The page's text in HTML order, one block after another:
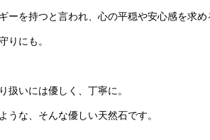
ーを持つと言われ、心の平穏や安心感を求
りにも。
扱いには優しく、丁寧に。
うな、そんな優しい天然石です。